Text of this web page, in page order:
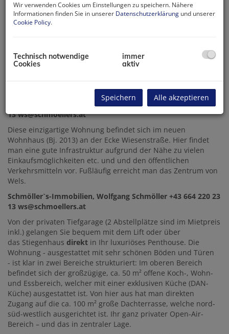
Beschreibung
Schmöller`s-Immobilien, Wolfgang Schmöller +43 664 220 23
13 ws@schmoellers.at
Diese einzigartige Wohnung befindet sich im neuen
Wohnhaus (Bj. 2013) an der Ecke Wiesenstraße. Hier findet
man eine gute Infrastruktur aufgrund der Nähe zu vielen
Einkaufsmöglichkeiten etc. und und den öffentlichen
Verkehrsmitteln vor. Fußläufig erreicht man das Zentrum von
Wels.
Schmöller`s-Immobilien, Wolfgang Schmöller +43 664 220 23
13 ws@schmoellers.at
Von der privaten Tiefgarage (2 Abstellplätze sind im Mietpreis
inkl.) gelangen Sie bequem mit dem Lift oder über
das Stiegenhaus direkt in Ihr luxuriöses Penthouse. Die
Wohnung - ausgestattet mit sehr schönen Böden und Türen
- ist klar in zwei Bereiche strukturiert: Im oberen Bereich
befindet sich der großzügige, ca. 50 m² offene Koch-, Wohn-
und Essbereich, welcher mit einer exklusiven Küche (DAN-
Küche) ausgestattet ist. Von hier aus hat man direkten
Zugang auf die ca. 100 m² große Dachterrasse, welche nord-
süd-westlich ausgerichtet ist. Ihr ganz privater Open-Air-
Bereich – und das in zentraler Lage.
Wir verwenden Cookies um Einstellungen zu speichern. Nähere
Informationen finden Sie in unserer Datenschutzerklärung und unserer
Cookie Policy.
Technisch notwendige
Cookies
immer
aktiv
Speichern Alle akzeptieren